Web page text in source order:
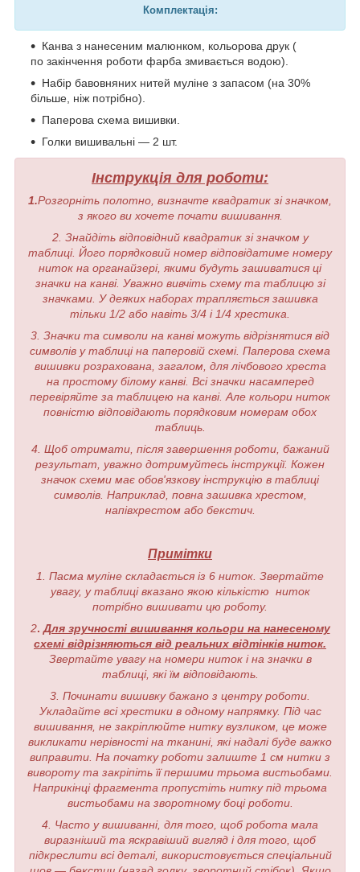
Комплектація:
Канва з нанесеним малюнком, кольорова друк (
по закінчення роботи фарба змивається водою).
Набір бавовняних нитей муліне з запасом (на 30%
більше, ніж потрібно).
Паперова схема вишивки.
Голки вишивальні — 2 шт.
Інструкція для роботи:
1.Розгорніть полотно, визначте квадратик зі значком,
з якого ви хочете почати вишивання.
2. Знайдіть відповідний квадратик зі значком у
таблиці. Його порядковий номер відповідатиме номеру
ниток на органайзері, якими будуть зашиватися ці
значки на канві. Уважно вивчіть схему та таблицю зі
значками. У деяких наборах трапляється зашивка
тільки 1/2 або навіть 3/4 і 1/4 хрестика.
3. Значки та символи на канві можуть відрізнятися від
символів у таблиці на паперовій схемі. Паперова схема
вишивки розрахована, загалом, для лічбового хреста
на простому білому канві. Всі значки насамперед
перевіряйте за таблицею на канві. Але кольори ниток
повністю відповідають порядковим номерам обох
таблиць.
4. Щоб отримати, після завершення роботи, бажаний
результат, уважно дотримуйтесь інструкції. Кожен
значок схеми має обов'язкову інструкцію в таблиці
символів. Наприклад, повна зашивка хрестом,
напівхрестом або бекстич.
Примітки
1. Пасма муліне складається із 6 ниток. Звертайте
увагу, у таблиці вказано якою кількістю ниток
потрібно вишивати цю роботу.
2. Для зручності вишивання кольори на нанесеному
схемі відрізняються від реальних відтінків ниток.
Звертайте увагу на номери ниток і на значки в
таблиці, які їм відповідають.
3. Починати вишивку бажано з центру роботи.
Укладайте всі хрестики в одному напрямку. Під час
вишивання, не закріплюйте нитку вузликом, це може
викликати нерівності на тканині, які надалі буде важко
виправити. На початку роботи залиште 1 см нитки з
вивороту та закріпіть її першими трьома вистьобами.
Наприкінці фрагмента пропустіть нитку під трьома
вистьобами на зворотному боці роботи.
4. Часто у вишиванні, для того, щоб робота мала
виразніший та яскравіший вигляд і для того, щоб
підкреслити всі деталі, використовується спеціальний